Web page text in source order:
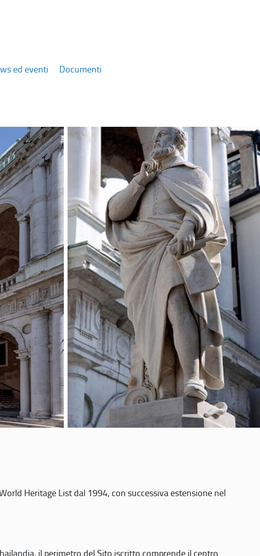
ed eventi Documenti
Heritage List dal 1994, con successiva estensione nel
il perimetro del Sito iscritto comprende il centro